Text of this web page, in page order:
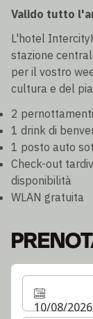
Valido tutto
L'hotel
stazione
per il vostro
cultura e del
2
1 drink di
1 posto auto
Check-out
disponibilità
WLAN gratuita
10/08/2026